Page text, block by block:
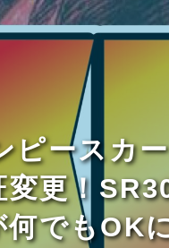
ピースカ
変更！
何でもOK